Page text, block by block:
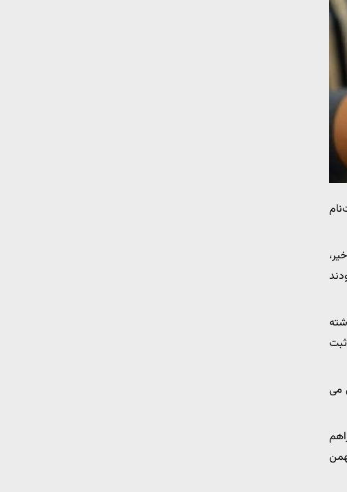
بازه زمانی 15 روزه برای ثبت
می
زمانی ثبت‌نام از ۱۵ روز به ۳۰ روز افزایش یافت. بنابراین، متقاضیان تا ۲۰ بهمن